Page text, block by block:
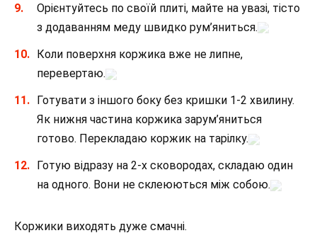
Орієнтуйтесь по своїй плиті, майте на увазі, тісто
з додаванням меду швидко рум’яниться.
Коли поверхня коржика вже не липне,
перевертаю.
Готувати з іншого боку без кришки 1-2 хвилину.
Як нижня частина коржика зарум’яниться
готово. Перекладаю коржик на тарілку.
Готую відразу на 2-х сковородах, складаю один
на одного. Вони не склеюються між собою.
Коржики виходять дуже смачні.